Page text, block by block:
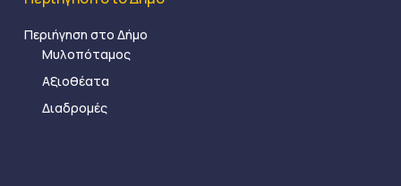
Περιήγηση στο Δήμο
Μυλοπόταμος
Αξιοθέατα
Διαδρομές